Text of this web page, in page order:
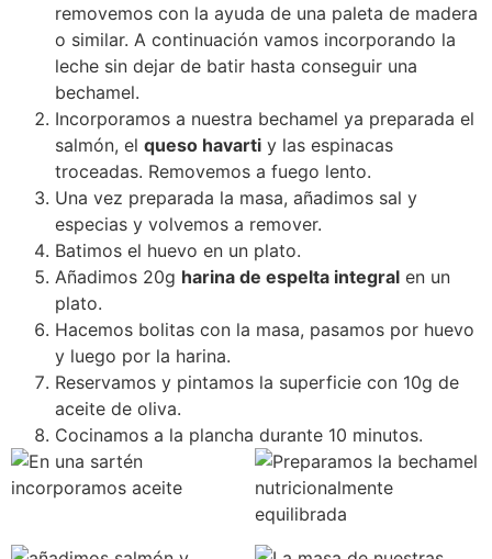
removemos con la ayuda de una paleta de madera
o similar. A continuación vamos incorporando la
leche sin dejar de batir hasta conseguir una
bechamel.
Incorporamos a nuestra bechamel ya preparada el
salmón, el queso havarti y las espinacas
troceadas. Removemos a fuego lento.
Una vez preparada la masa, añadimos sal y
especias y volvemos a remover.
Batimos el huevo en un plato.
Añadimos 20g harina de espelta integral en un
plato.
Hacemos bolitas con la masa, pasamos por huevo
y luego por la harina.
Reservamos y pintamos la superficie con 10g de
aceite de oliva.
Cocinamos a la plancha durante 10 minutos.